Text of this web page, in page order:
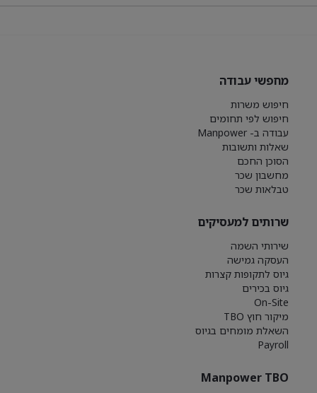
מחפשי עבודה
חיפוש משרות
חיפוש לפי תחומים
עבודה ב- Manpower
שאלות ותשובות
הסוכן החכם
מחשבון שכר
טבלאות שכר
שרותים למעסיקים
שירותי השמה
העסקה גמישה
גיוס לתקופות קצרות
גיוס בכירים
On-Site
מיקור חוץ TBO
השאלת מומחים בגיוס
Payroll
Manpower TBO